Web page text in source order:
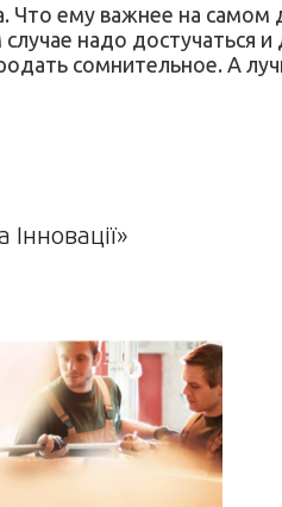
Что ему важнее на
надо достучаться
сомнительное. А